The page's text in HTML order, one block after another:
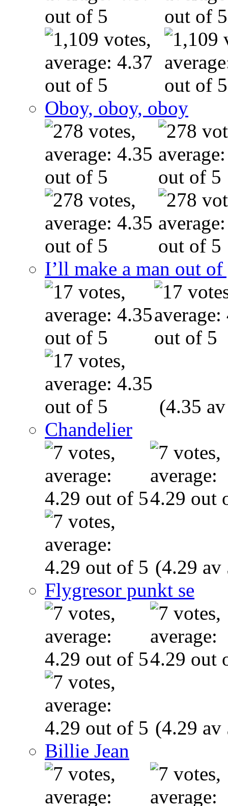
Oboy, oboy, oboy
I’ll make a man out
(4.35
Chandelier
(4.29 av
Flygresor punkt se
(4.29 av
Billie Jean